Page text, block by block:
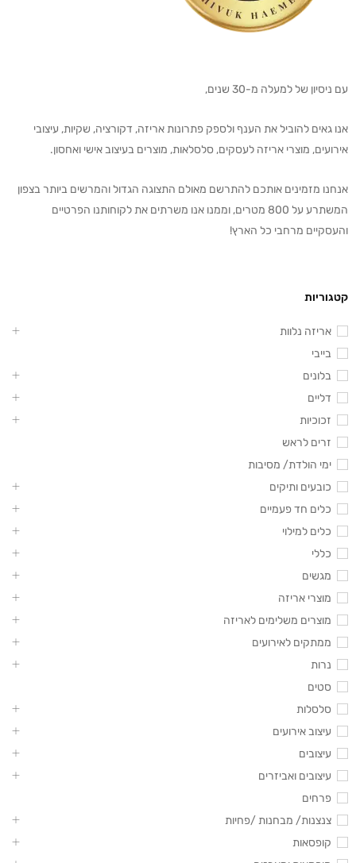
עם ניסיון של למעלה מ-30 שנים,
אנו גאים להוביל את הענף ולספק פתרונות אריזה, דקורציה, שקיות, עיצובי
אירועים, מוצרי אריזה לעסקים, סלסלאות, מוצרים בעיצוב אישי ואחסון.
אנחנו מזמינים אותכם להתרשם מאולם התצוגה הגדול והמרשים ביותר בצפון
המשתרע על 800 מטרים, וממנו אנו משרתים את לקוחותנו הפרטיים
והעסקיים מרחבי כל הארץ!
קטגוריות
אריזה נלוות
בייבי
בלונים
דליים
זכוכיות
זרים לראש
ימי הולדת/ מסיבות
כובעים ותיקים
כלים חד פעמיים
כלים למילוי
כללי
מגשים
מוצרי אריזה
מוצרים משלימים לאריזה
ממתקים לאירועים
נרות
סטים
סלסלות
עיצוב אירועים
עיצובים
עיצובים ואביזרים
פרחים
צנצנות/ מבחנות /פחיות
קופסאות